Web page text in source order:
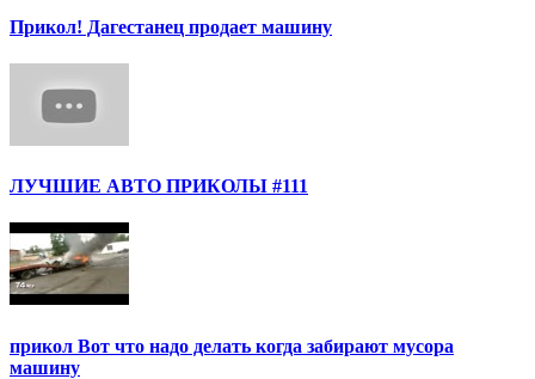
Прикол! Дагестанец продает машину
ЛУЧШИЕ АВТО ПРИКОЛЫ #111
прикол Вот что надо делать когда забирают мусора
машину